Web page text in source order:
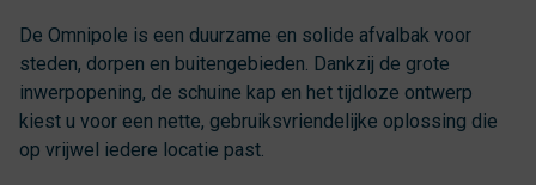
De Omnipole is een duurzame en solide afvalbak voor
steden, dorpen en buitengebieden. Dankzij de grote
inwerpopening, de schuine kap en het tijdloze ontwerp
kiest u voor een nette, gebruiksvriendelijke oplossing die
op vrijwel iedere locatie past.